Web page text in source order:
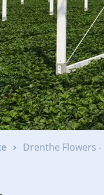
Drenthe Flowers -